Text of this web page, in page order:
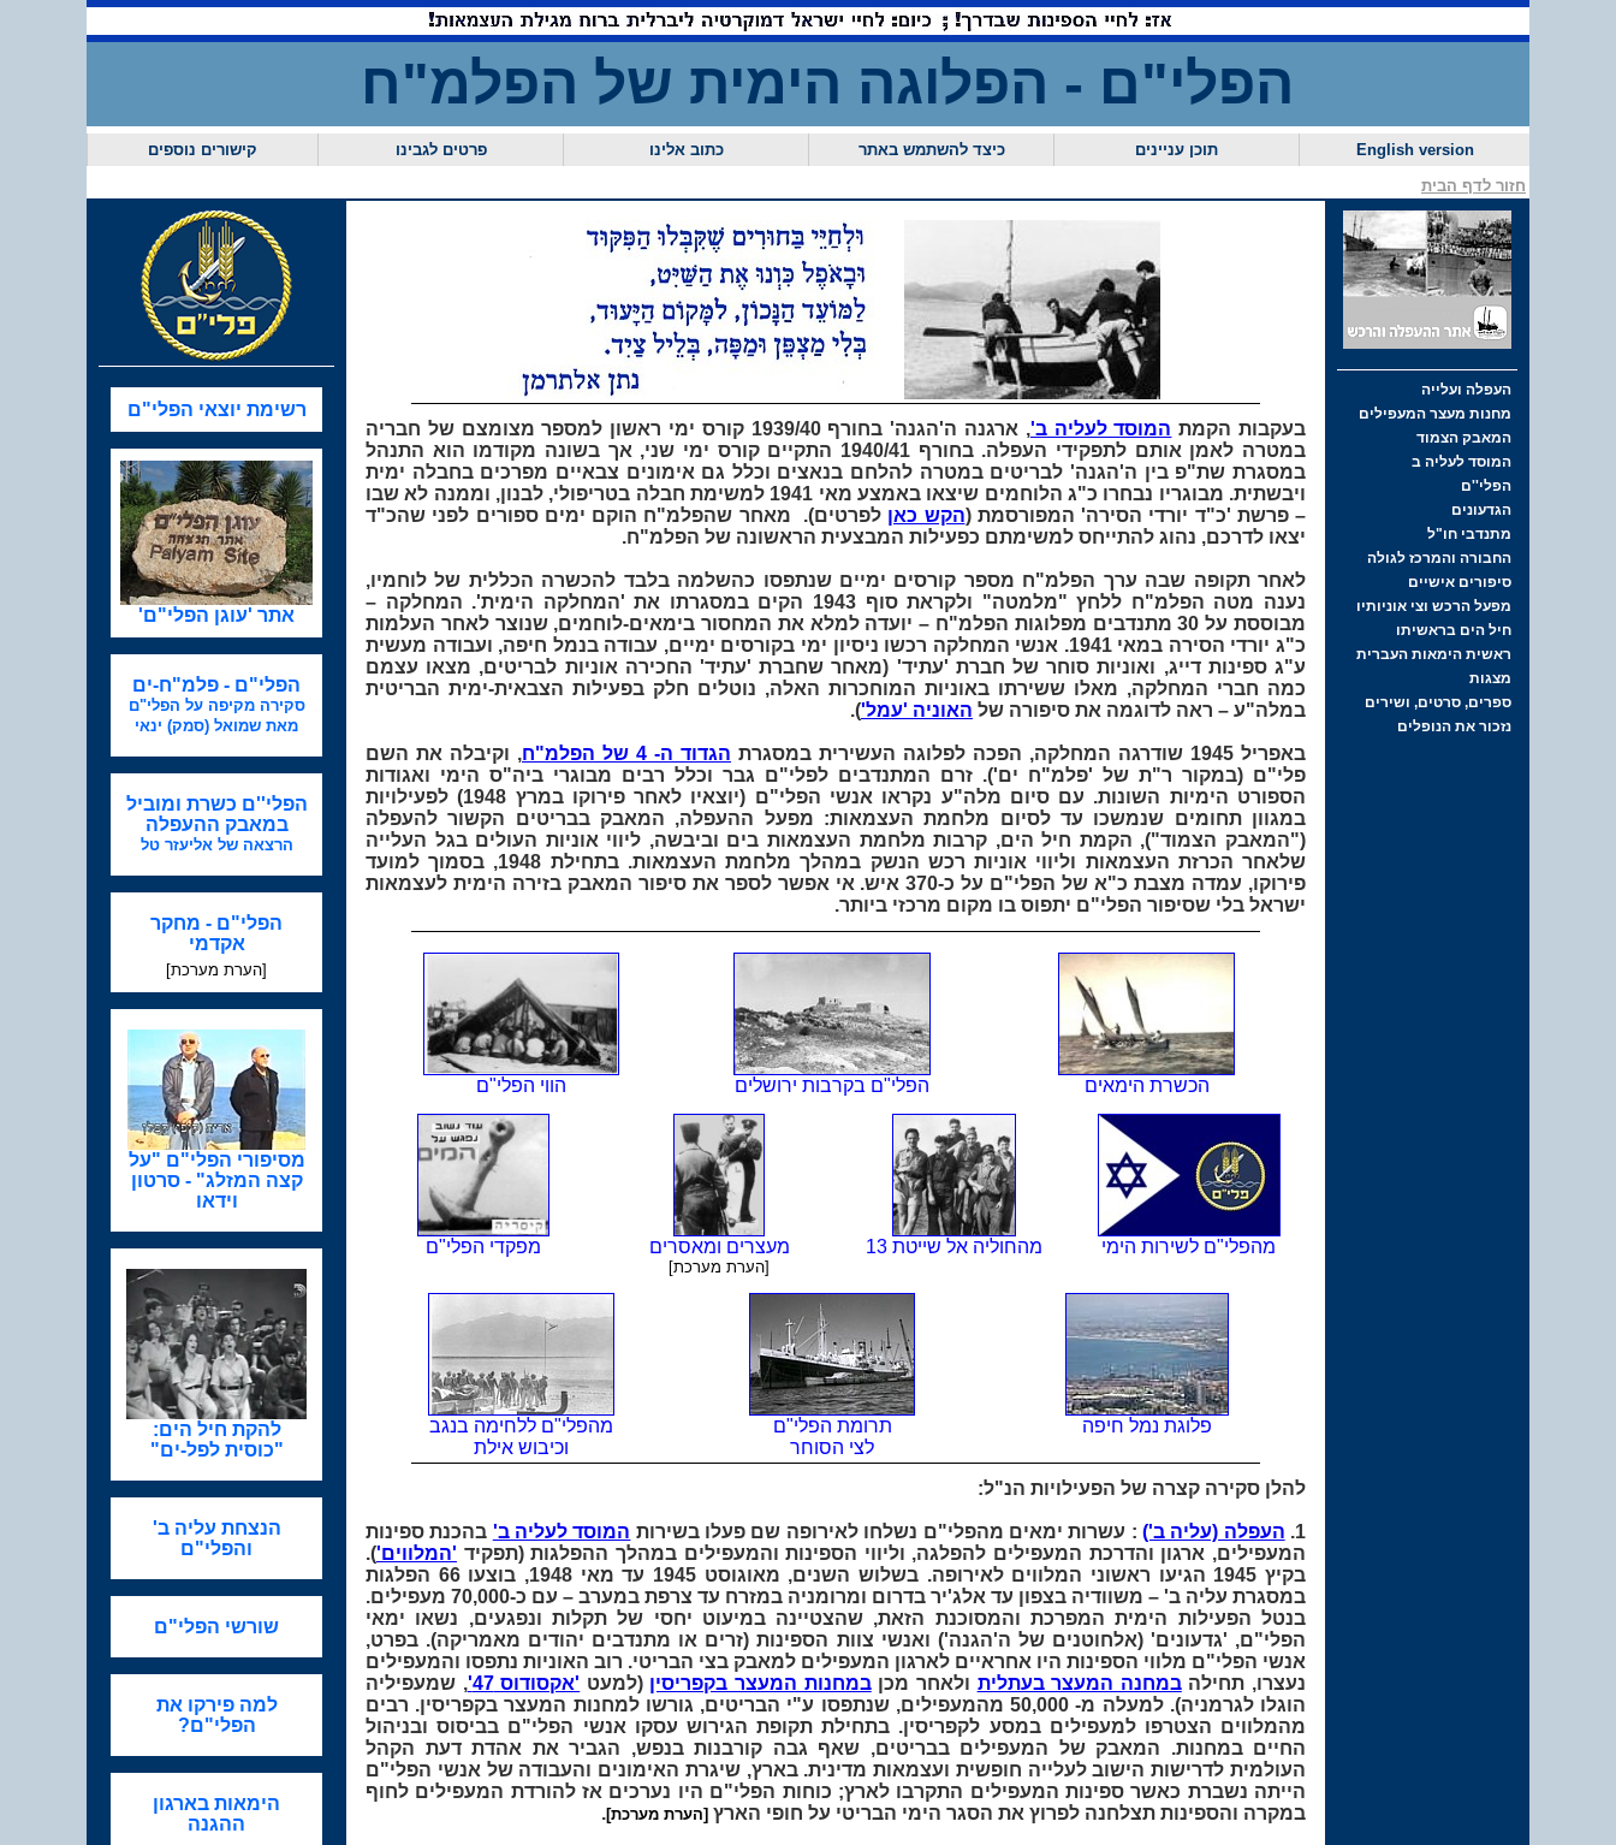
הפלי"ם - הפלוגה הימית של הפלמ"ח
קישורים נוספים פרטים לגבינו כתוב אלינו כיצד להשתמש באתר תוכן עניינים
English version
חזור לדף הבית
רשימת יוצאי הפלי"ם
אתר 'עוגן הפלי"ם'
הפלי"ם - פלמ"ח-ים
סקירה מקיפה על הפלי"ם
מאת שמואל (סמק) ינאי
הפלי''ם כשרת ומוביל
במאבק ההעפלה
הרצאה של אליעזר טל
הפלי"ם - מחקר
אקדמי
[הערת מערכת]
מסיפורי הפלי"ם "על
קצה המזלג" - סרטון
וידאו
להקת חיל הים:
"כוסית לפל-ים"
הנצחת עליה ב'
והפלי"ם
שורשי הפלי"ם
למה פירקו את
הפלי"ם?
הימאות בארגון
ההגנה
בעקבות הקמת המוסד לעליה ב'
, ארגנה ה'הגנה' בחורף 1939/40 קורס ימי ראשון למספר מצומצם של חבריה
במטרה לאמן אותם לתפקידי העפלה. בחורף 1940/41 התקיים קורס ימי שני, אך בשונה מקודמו הוא התנהל
במסגרת שת"פ בין ה'הגנה' לבריטים במטרה להלחם בנאצים וכלל גם אימונים צבאיים מפרכים בחבלה ימית
ויבשתית. מבוגריו נבחרו כ"ג הלוחמים שיצאו באמצע מאי 1941 למשימת חבלה בטריפולי, לבנון, וממנה לא שבו
– פרשת 'כ"ד יורדי הסירה' המפורסמת (הקש כאן לפרטים). מאחר שהפלמ"ח הוקם ימים ספורים לפני שהכ"ד
יצאו לדרכם, נהוג להתייחס למשימתם כפעילות המבצעית הראשונה של הפלמ"ח.
לאחר תקופה שבה ערך הפלמ"ח מספר קורסים ימיים שנתפסו כהשלמה בלבד להכשרה הכללית של לוחמיו,
נענה מטה הפלמ"ח ללחץ "מלמטה" ולקראת סוף 1943 הקים במסגרתו את 'המחלקה הימית'. המחלקה –
מבוססת על 30 מתנדבים מפלוגות הפלמ"ח – יועדה למלא את המחסור בימאים-לוחמים, שנוצר לאחר העלמות
כ"ג יורדי הסירה במאי 1941. אנשי המחלקה רכשו ניסיון ימי בקורסים ימיים, עבודה בנמל חיפה, ועבודה מעשית
ע"ג ספינות דייג, ואוניות סוחר של חברת 'עתיד' (מאחר שחברת 'עתיד' החכירה אוניות לבריטים, מצאו עצמם
כמה חברי המחלקה, מאלו ששירתו באוניות המוחכרות האלה, נוטלים חלק בפעילות הצבאית-ימית הבריטית
במלה"ע – ראה לדוגמה את סיפורה של האוניה 'עמל').
באפריל 1945 שודרגה המחלקה, הפכה לפלוגה העשירית במסגרת הגדוד ה- 4 של הפלמ"ח
, וקיבלה את השם
פלי"ם (במקור ר"ת של 'פלמ"ח ים'). זרם המתנדבים לפלי"ם גבר וכלל רבים מבוגרי ביה"ס הימי ואגודות
הספורט הימיות השונות. עם סיום מלה"ע נקראו אנשי הפלי"ם (יוצאיו לאחר פירוקו במרץ 1948) לפעילויות
במגוון תחומים שנמשכו עד לסיום מלחמת העצמאות: מפעל ההעפלה, המאבק בבריטים הקשור להעפלה
("המאבק הצמוד"), הקמת חיל הים, קרבות מלחמת העצמאות בים וביבשה, ליווי אוניות העולים בגל העלייה
שלאחר הכרזת העצמאות וליווי אוניות רכש הנשק במהלך מלחמת העצמאות. בתחילת 1948, בסמוך למועד
פירוקו, עמדה מצבת כ"א של הפלי"ם על כ-370 איש. אי אפשר לספר את סיפור המאבק בזירה הימית לעצמאות
ישראל בלי שסיפור הפלי"ם יתפוס בו מקום מרכזי ביותר.
הווי הפלי"ם הפלי"ם בקרבות ירושלים הכשרת הימאים
מפקדי הפלי"ם מעצרים ומאסרים
[הערת מערכת]
מהחוליה אל שייטת 13 מהפלי"ם לשירות הימי
מהפלי"ם ללחימה בנגב
וכיבוש אילת
תרומת הפלי"ם
לצי הסוחר
פלוגת נמל חיפה
להלן סקירה קצרה של הפעילויות הנ"ל:
1. העפלה (עליה ב') : עשרות ימאים מהפלי"ם נשלחו לאירופה שם פעלו בשירות המוסד לעליה ב' בהכנת ספינות
המעפילים, ארגון והדרכת המעפילים להפלגה, וליווי הספינות והמעפילים במהלך ההפלגות (תפקיד 'המלווים').
בקיץ 1945 הגיעו ראשוני המלווים לאירופה. בשלוש השנים, מאוגוסט 1945 עד מאי 1948, בוצעו 66 הפלגות
במסגרת עליה ב' – משוודיה בצפון עד אלג'יר בדרום ומרומניה במזרח עד צרפת במערב – עם כ-70,000 מעפילים.
בנטל הפעילות הימית המפרכת והמסוכנת הזאת, שהצטיינה במיעוט יחסי של תקלות ונפגעים, נשאו ימאי
הפלי"ם, 'גדעונים' (אלחוטנים של ה'הגנה') ואנשי צוות הספינות (זרים או מתנדבים יהודים מאמריקה). בפרט,
אנשי הפלי"ם מלווי הספינות היו אחראיים לארגון המעפילים למאבק בצי הבריטי. רוב האוניות נתפסו והמעפילים
נעצרו, תחילהבמחנה המעצר בעתלית ולאחר מכןבמחנות המעצר בקפריסין (למעט 'אקסודוס 47'
, שמעפיליה
הוגלו לגרמניה). למעלה מ- 50,000 מהמעפילים, שנתפסו ע"י הבריטים, גורשו למחנות המעצר בקפריסין. רבים
מהמלווים הצטרפו למעפילים במסע לקפריסין. בתחילת תקופת הגירוש עסקו אנשי הפלי"ם בביסוס ובניהול
החיים במחנות. המאבק של המעפילים בבריטים, שאף גבה קורבנות בנפש, הגביר את אהדת דעת הקהל
העולמית לדרישות הישוב לעלייה חופשית ועצמאות מדינית. בארץ, שיגרת האימונים והעבודה של אנשי הפלי"ם
הייתה נשברת כאשר ספינות המעפילים התקרבו לארץ; כוחות הפלי"ם היו נערכים אז להורדת המעפילים לחוף
במקרה והספינות תצלחנה לפרוץ את הסגר הימי הבריטי על חופי הארץ [הערת מערכת].